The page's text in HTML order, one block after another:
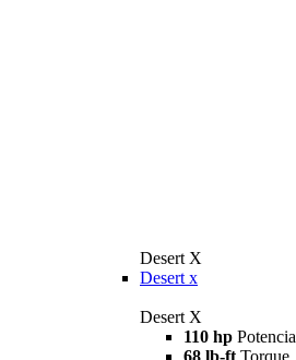
Desert X
Desert x
Desert X
110 hp Potencia
68 lb-ft Torque